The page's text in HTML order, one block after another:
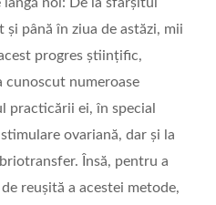
până în ziua de astăzi, mii
progres științific,
numeroase
practicării ei, în special
ovariană, dar și la
Însă, pentru a
reușită a acestei metode,